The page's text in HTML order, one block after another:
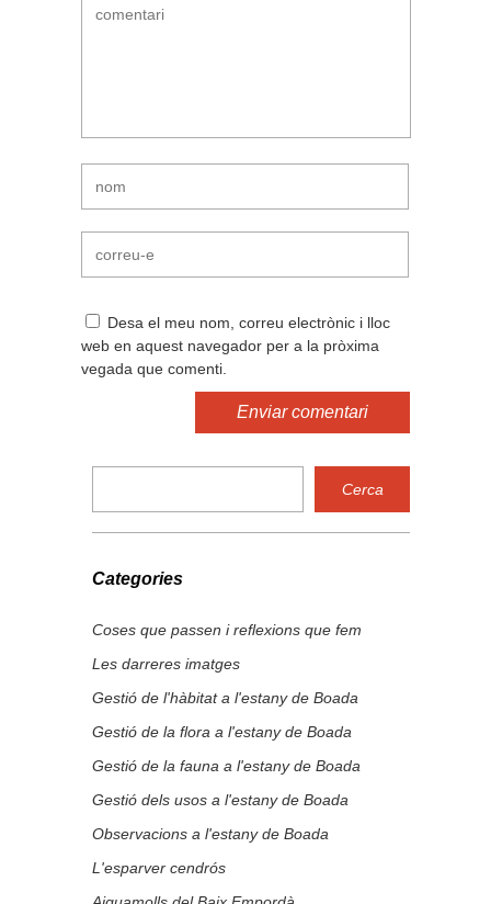
Desa el meu nom, correu electrònic i lloc
web en aquest navegador per a la pròxima
vegada que comenti.
Categories
Coses que passen i reflexions que fem
Les darreres imatges
Gestió de l'hàbitat a l'estany de Boada
Gestió de la flora a l'estany de Boada
Gestió de la fauna a l'estany de Boada
Gestió dels usos a l'estany de Boada
Observacions a l'estany de Boada
L'esparver cendrós